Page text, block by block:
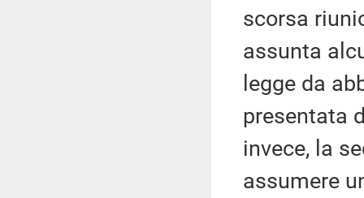
scorsa
assunta
legge da
presentata
invece, la
assumere